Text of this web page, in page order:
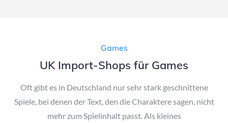
Games
UK Import-Shops für Games
Oft gibt es in Deutschland nur sehr stark geschnittene
Spiele, bei denen der Text, den die Charaktere sagen, nicht
mehr zum Spielinhalt passt. Als kleines